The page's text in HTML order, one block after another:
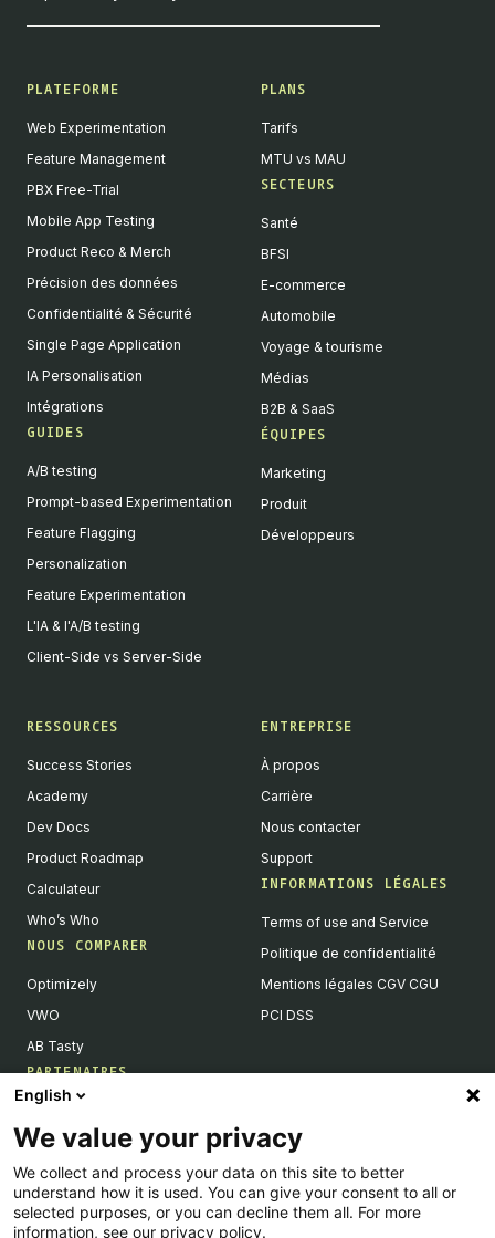
PLATEFORME
Web Experimentation
Feature Management
PBX Free-Trial
Mobile App Testing
Product Reco & Merch
Précision des données
Confidentialité & Sécurité
Single Page Application
IA Personalisation
Intégrations
GUIDES
A/B testing
Prompt-based Experimentation
Feature Flagging
Personalization
Feature Experimentation
L'IA & l'A/B testing
Client-Side vs Server-Side
PLANS
Tarifs
MTU vs MAU
SECTEURS
Santé
BFSI
E-commerce
Automobile
Voyage & tourisme
Médias
B2B & SaaS
ÉQUIPES
Marketing
Produit
Développeurs
RESSOURCES
Success Stories
Academy
Dev Docs
Product Roadmap
Calculateur
Who’s Who
NOUS COMPARER
Optimizely
VWO
AB Tasty
PARTENAIRES
Devenir partenaires
Liste de nos intégrations
Agences Partenaires
ENTREPRISE
À propos
Carrière
Nous contacter
Support
INFORMATIONS LÉGALES
Terms of use and Service
Politique de confidentialité
Mentions légales CGV CGU
PCI DSS
English
We value your privacy
We collect and process your data on this site to better
understand how it is used. You can give your consent to all or
selected purposes, or you can decline them all. For more
information, see our privacy policy.